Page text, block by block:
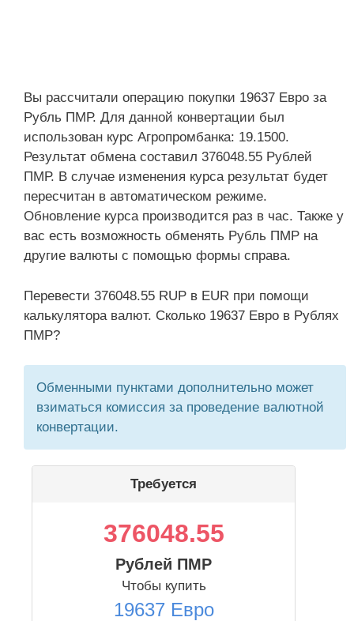
Вы рассчитали операцию покупки 19637 Евро за
Рубль ПМР. Для данной конвертации был
использован курс Агропромбанка: 19.1500.
Результат обмена составил 376048.55 Рублей
ПМР. В случае изменения курса результат будет
пересчитан в автоматическом режиме.
Обновление курса производится раз в час. Также у
вас есть возможность обменять Рубль ПМР на
другие валюты с помощью формы справа.
Перевести 376048.55 RUP в EUR при помощи
калькулятора валют. Сколько 19637 Евро в Рублях
ПМР?
Обменными пунктами дополнительно может
взиматься комиссия за проведение валютной
конвертации.
Требуется
376048.55
Рублей ПМР
Чтобы купить
19637 Евро